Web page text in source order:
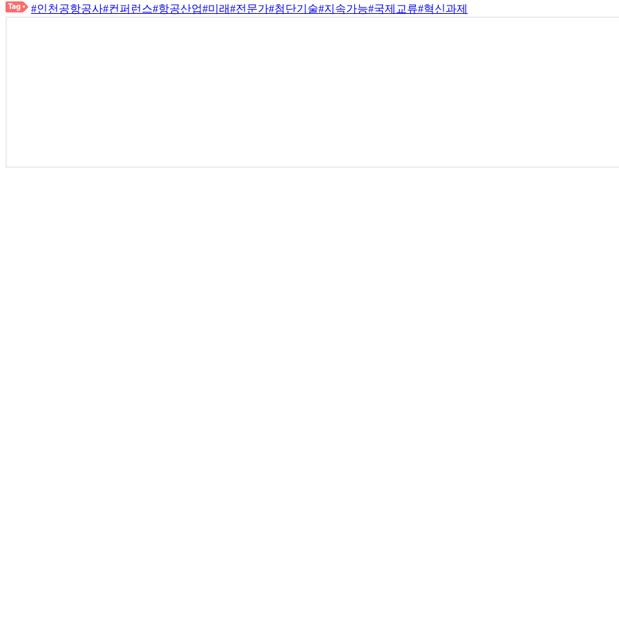
#인천공항공사#컨퍼런스#항공산업#미래#전문가#첨단기술#지속가능#국제교류#혁신과제